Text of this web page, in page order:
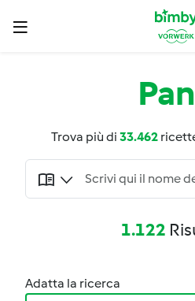
Trova più di 33.462
1.122
Adatta la ricerca